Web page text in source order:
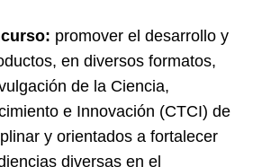
promover el desarrollo y
en diversos formatos,
de la Ciencia,
e Innovación (CTCI) de
y orientados a fortalecer
diversas en el